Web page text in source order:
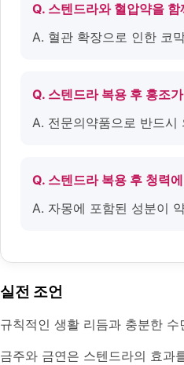
Q. 스텐드라와 혈압약을
A. 혈관 확장으로 인한 코
Q. 스텐드라 복용 후 홍조
A. 전문의약품으로 반드시
Q. 스텐드라 복용 후 청력
A. 자몽에 포함된 성분이
실전 조언
규칙적인 생활 리듬과 충분한
금주와 금연은 스텐드라의 효과